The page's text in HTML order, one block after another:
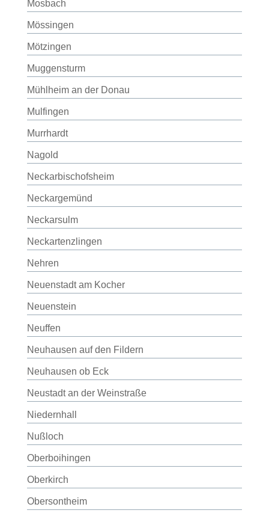
Mosbach
Mössingen
Mötzingen
Muggensturm
Mühlheim an der Donau
Mulfingen
Murrhardt
Nagold
Neckarbischofsheim
Neckargemünd
Neckarsulm
Neckartenzlingen
Nehren
Neuenstadt am Kocher
Neuenstein
Neuffen
Neuhausen auf den Fildern
Neuhausen ob Eck
Neustadt an der Weinstraße
Niedernhall
Nußloch
Oberboihingen
Oberkirch
Obersontheim